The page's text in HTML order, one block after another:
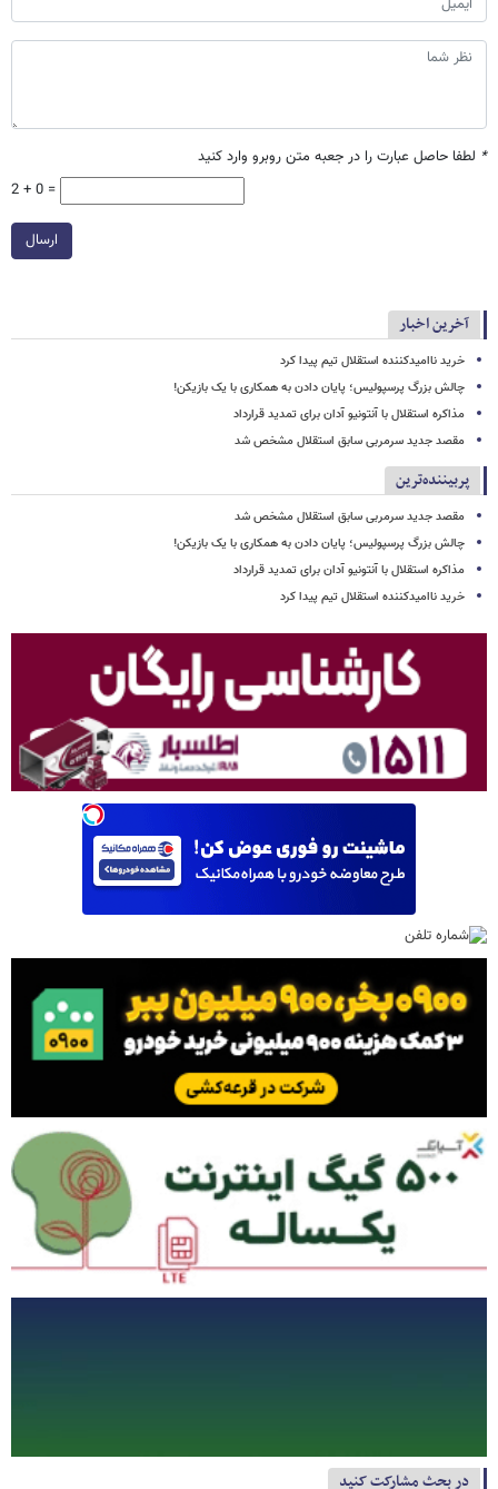
* لطفا حاصل عبارت را در جعبه متن روبرو وارد کنید
2 + 0 =
ارسال
آخرین اخبار
خرید ناامیدکننده استقلال تیم پیدا کرد
چالش بزرگ پرسپولیس؛ پایان دادن به همکاری با یک بازیکن!
مذاکره استقلال با آنتونیو آدان برای تمدید قرارداد
مقصد جدید سرمربی سابق استقلال مشخص شد
پربیننده‌ترین
مقصد جدید سرمربی سابق استقلال مشخص شد
چالش بزرگ پرسپولیس؛ پایان دادن به همکاری با یک بازیکن!
مذاکره استقلال با آنتونیو آدان برای تمدید قرارداد
خرید ناامیدکننده استقلال تیم پیدا کرد
در بحث مشارکت کنید